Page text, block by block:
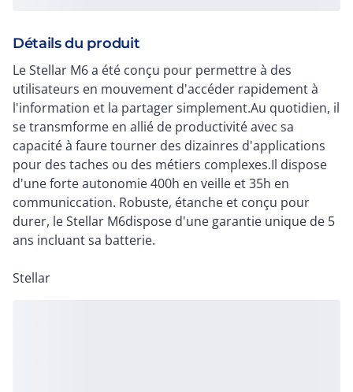
Détails du produit
Le Stellar M6 a été conçu pour permettre à des
utilisateurs en mouvement d'accéder rapidement à
l'information et la partager simplement.Au quotidien, il
se transmforme en allié de productivité avec sa
capacité à faure tourner des dizainres d'applications
pour des taches ou des métiers complexes.Il dispose
d'une forte autonomie 400h en veille et 35h en
communiccation. Robuste, étanche et conçu pour
durer, le Stellar M6dispose d'une garantie unique de 5
ans incluant sa batterie.
Stellar